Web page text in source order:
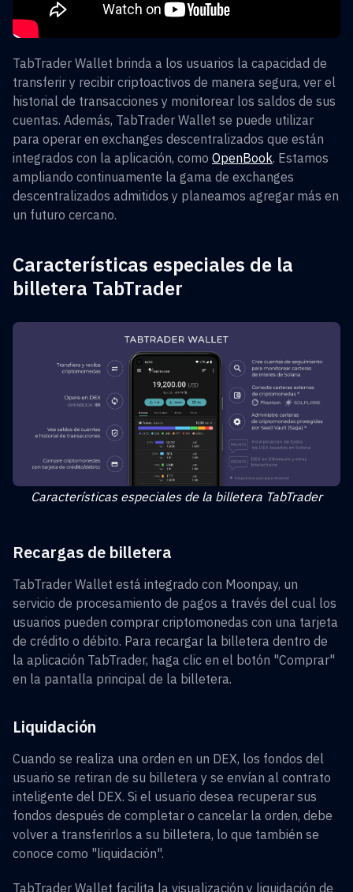
TabTrader Wallet brinda a los usuarios la capacidad de
transferir y recibir criptoactivos de manera segura, ver el
historial de transacciones y monitorear los saldos de sus
cuentas. Además, TabTrader Wallet se puede utilizar
para operar en exchanges descentralizados que están
integrados con la aplicación, como OpenBook. Estamos
ampliando continuamente la gama de exchanges
descentralizados admitidos y planeamos agregar más en
un futuro cercano.
Características especiales de la
billetera TabTrader
Características especiales de la billetera TabTrader
Recargas de billetera
TabTrader Wallet está integrado con Moonpay, un
servicio de procesamiento de pagos a través del cual los
usuarios pueden comprar criptomonedas con una tarjeta
de crédito o débito. Para recargar la billetera dentro de
la aplicación TabTrader, haga clic en el botón "Comprar"
en la pantalla principal de la billetera.
Liquidación
Cuando se realiza una orden en un DEX, los fondos del
usuario se retiran de su billetera y se envían al contrato
inteligente del DEX. Si el usuario desea recuperar sus
fondos después de completar o cancelar la orden, debe
volver a transferirlos a su billetera, lo que también se
conoce como "liquidación".
TabTrader Wallet facilita la visualización y liquidación de